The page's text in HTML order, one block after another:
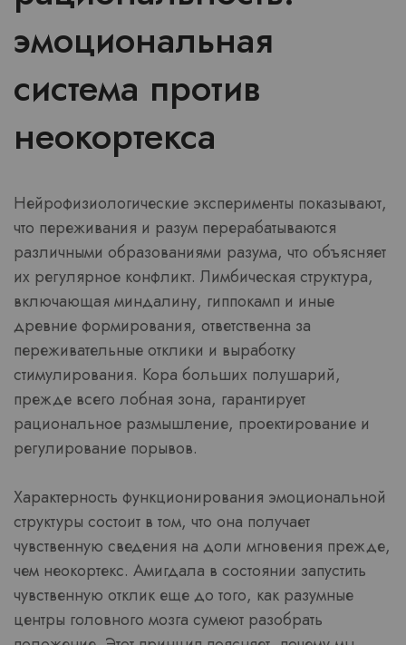
эмоциональная
система против
неокортекса
Нейрофизиологические эксперименты показывают,
что переживания и разум перерабатываются
различными образованиями разума, что объясняет
их регулярное конфликт. Лимбическая структура,
включающая миндалину, гиппокамп и иные
древние формирования, ответственна за
переживательные отклики и выработку
стимулирования. Кора больших полушарий,
прежде всего лобная зона, гарантирует
рациональное размышление, проектирование и
регулирование порывов.
Характерность функционирования эмоциональной
структуры состоит в том, что она получает
чувственную сведения на доли мгновения прежде,
чем неокортекс. Амигдала в состоянии запустить
чувственную отклик еще до того, как разумные
центры головного мозга сумеют разобрать